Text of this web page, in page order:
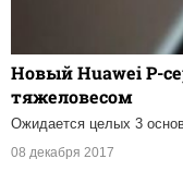
Новый Huawei P-
тяжеловесом
Ожидается целых 3
08 декабря 2017